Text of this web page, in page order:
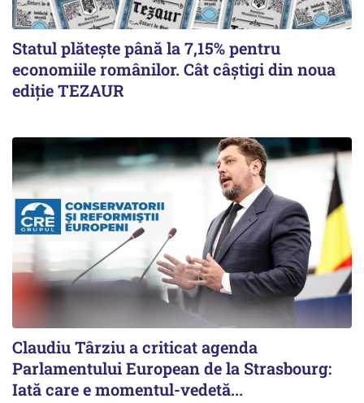
Statul plătește până la 7,15% pentru
economiile românilor. Cât câștigi din noua
ediție TEZAUR
Claudiu Târziu a criticat agenda
Parlamentului European de la Strasbourg:
Iată care e momentul-vedetă...